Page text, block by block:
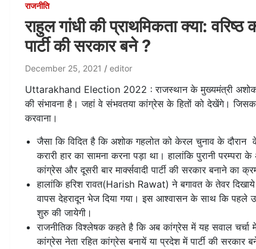
राजनीति
राहुल गांधी की प्राथमिकता क्या:
पार्टी की सरकार बने ?
December 25, 2021 editor
Uttarakhand Election 2022 : राजस्थान के मुख्यमंत्री अशोक
की संभावना है। जहां वे संभवतया कांग्रेस के हितों को देखेंगे।
करवाना।
जैसा कि विदित है कि अशोक गहलोत को केरल चुनाव के दौरान
करारी हार का सामना करना पड़ा था। हालांकि पुरानी
कांग्रेस और दूसरी बार मार्क्सवादी पार्टी की सरकार बनाने का
हालांकि हरिश रावत(Harish Rawat) ने बगावत के तेवर
वापस देहरादून भेज दिया गया। इस आश्वासन के साथ कि पहले
शुरु की जायेगी।
राजनीतिक विश्लेषक कहते है कि अब कांग्रेस में यह सवाल चर्चा
कांग्रेस नेता रहित कांग्रेस बनायें या प्रदेश में पार्टी की सरकार